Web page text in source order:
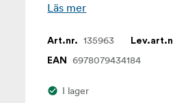
Läs mer
Art.nr. 135963
EAN 6978079434184
I lager